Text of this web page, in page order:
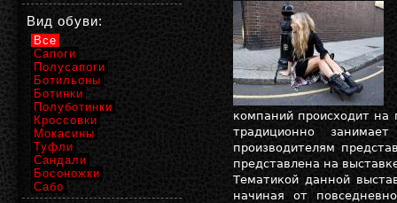
компаний происходит на
традиционно
производителям
представлена на
Тематикой данной
начиная от
Вид обуви:
Все
Сапоги
Полусапоги
Ботильоны
Ботинки
Полуботинки
Кроссовки
Мокасины
Туфли
Сандали
Босоножки
Сабо